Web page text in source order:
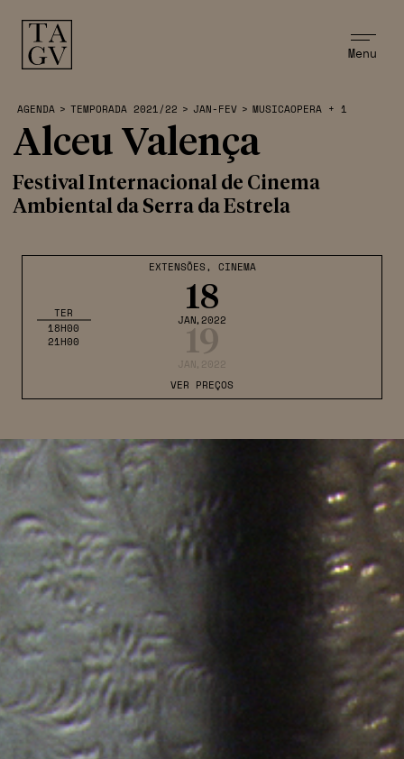
Menu
EXTENSÕES, CINEMA
18
JAN,2022
19
JAN,2022
TER
18H00
21H00
VER PREÇOS
AGENDA > TEMPORADA 2021/22 > JAN-FEV > MUSICAOPERA + 1
Alceu Valença
Festival Internacional de Cinema
Ambiental da Serra da Estrela